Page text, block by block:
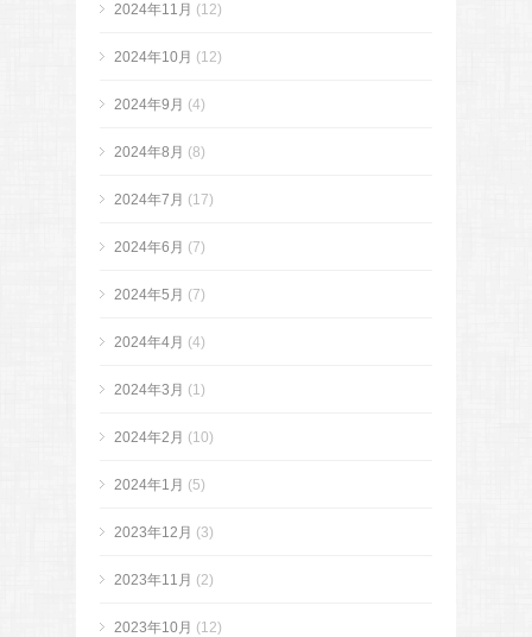
2024年11月 (12)
2024年10月 (12)
2024年9月 (4)
2024年8月 (8)
2024年7月 (17)
2024年6月 (7)
2024年5月 (7)
2024年4月 (4)
2024年3月 (1)
2024年2月 (10)
2024年1月 (5)
2023年12月 (3)
2023年11月 (2)
2023年10月 (12)